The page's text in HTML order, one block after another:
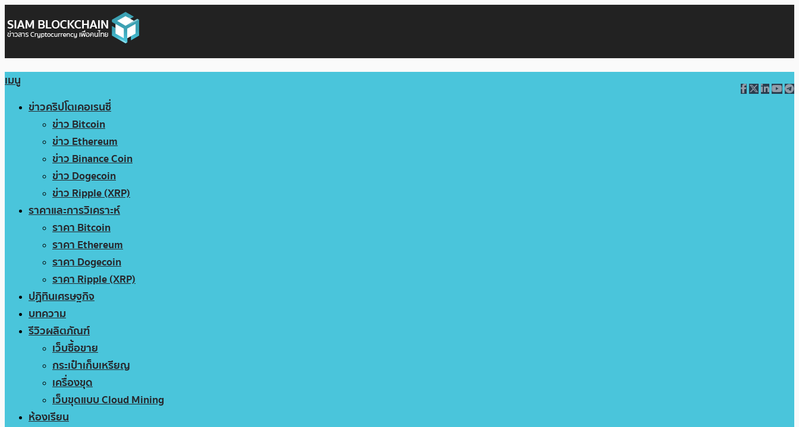
เมนู
ข่าวคริปโตเคอเรนซี่
ข่าว Bitcoin
ข่าว Ethereum
ข่าว Binance Coin
ข่าว Dogecoin
ข่าว Ripple (XRP)
ราคาและการวิเคราะห์
ราคา Bitcoin
ราคา Ethereum
ราคา Dogecoin
ราคา Ripple (XRP)
ปฏิทินเศรษฐกิจ
บทความ
รีวิวผลิตภัณฑ์
เว็บซื้อขาย
กระเป๋าเก็บเหรียญ
เครื่องขุด
เว็บขุดแบบ Cloud Mining
ห้องเรียน